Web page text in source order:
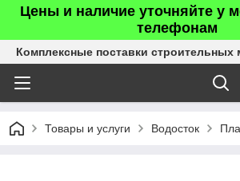
Цены и наличие уточняйте у
телефонам
Комплексные поставки строительных
Товары и услуги Водосток